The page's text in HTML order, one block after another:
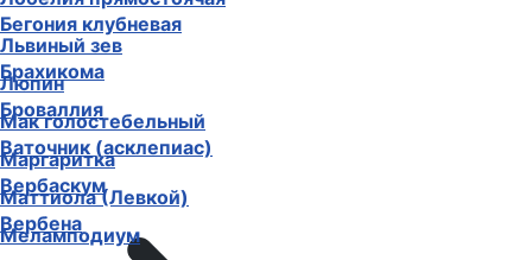
Бегония клубневая
Брахикома
Броваллия
Ваточник (асклепиас)
Вербаскум
Вербена
Львиный зев
Люпин
Мак голостебельный
Маргаритка
Маттиола (Левкой)
Меламподиум